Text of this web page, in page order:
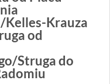
Krauza
od
Struga do